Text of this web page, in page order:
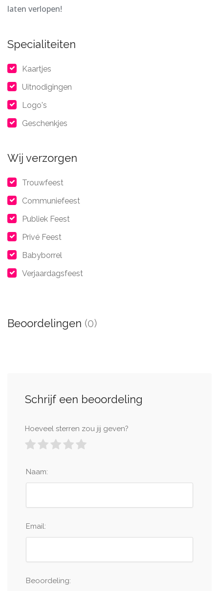
laten verlopen!
Specialiteiten
Kaartjes
Uitnodigingen
Logo's
Geschenkjes
Wij verzorgen
Trouwfeest
Communiefeest
Publiek Feest
Privé Feest
Babyborrel
Verjaardagsfeest
Beoordelingen (0)
Schrijf een beoordeling
Hoeveel sterren zou jij geven?
Naam:
Email:
Beoordeling: